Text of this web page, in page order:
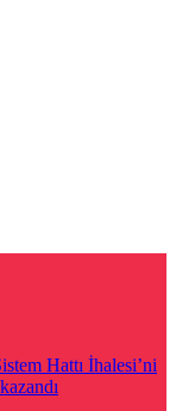
Hattı İhalesi’ni